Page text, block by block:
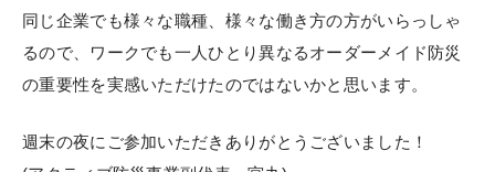
同じ企業でも様々な職種、様々な働き方の方がいらっしゃ
るので、ワークでも一人ひとり異なるオーダーメイド防災
の重要性を実感いただけたのではないかと思います。
週末の夜にご参加いただきありがとうございました！